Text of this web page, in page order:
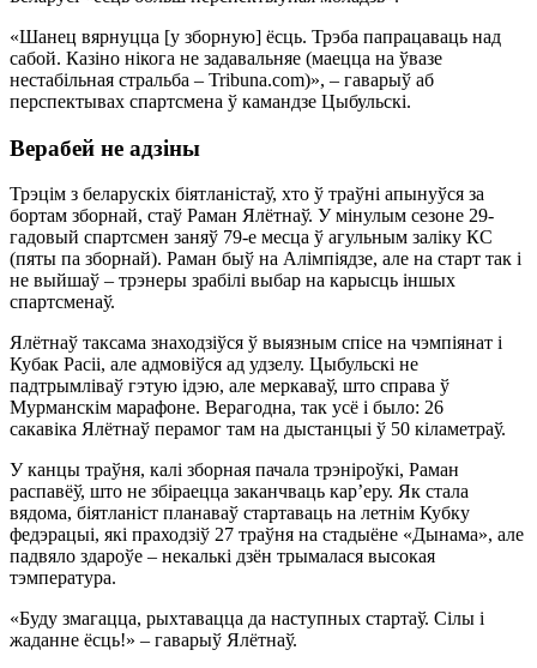
«Шанец вярнуцца [у зборную] ёсць. Трэба папрацаваць над
сабой. Казіно нікога не задавальняе (маецца на ўвазе
нестабільная стральба – Tribuna.com)», – гаварыў аб
перспектывах спартсмена ў камандзе Цыбульскі.
Верабей не адзіны
Трэцім з беларускіх біятланістаў, хто ў траўні апынуўся за
бортам зборнай, стаў Раман Ялётнаў. У мінулым сезоне 29-
гадовый спартсмен заняў 79-е месца ў агульным заліку КС
(пяты па зборнай). Раман быў на Алімпіядзе, але на старт так і
не выйшаў – трэнеры зрабілі выбар на карысць іншых
спартсменаў.
Ялётнаў таксама знаходзіўся ў выязным спісе на чэмпіянат і
Кубак Расіі, але адмовіўся ад удзелу. Цыбульскі не
падтрымліваў гэтую ідэю, але меркаваў, што справа ў
Мурманскім марафоне. Верагодна, так усё і было: 26
сакавіка Ялётнаў перамог там на дыстанцыі ў 50 кіламетраў.
У канцы траўня, калі зборная пачала трэніроўкі, Раман
распавёў, што не збіраецца заканчваць кар’еру. Як стала
вядома, біятланіст планаваў стартаваць на летнім Кубку
федэрацыі, які праходзіў 27 траўня на стадыёне «Дынама», але
падвяло здароўе – некалькі дзён трымалася высокая
тэмпература.
«Буду змагацца, рыхтавацца да наступных стартаў. Сілы і
жаданне ёсць!» – гаварыў Ялётнаў.